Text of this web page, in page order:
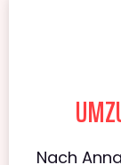
Nach